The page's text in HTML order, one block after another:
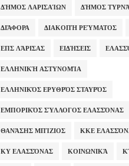
ΔΉΜΟΣ ΛΑΡΙΣΑΊΩΝ ΔΉΜΟΣ
ΔΙΆΦΟΡΑ ΔΙΑΚΟΠΉ ΡΕΎΜΑΤΟΣ
ΕΠΣ ΛΆΡΙΣΑΣ ΕΙΔΉΣΕΙΣ
ΕΛΛΗΝΙΚΉ ΑΣΤΥΝΟΜΊΑ
ΕΛΛΗΝΙΚΌΣ ΕΡΥΘΡΌΣ ΣΤΑΥΡΌΣ
ΕΜΠΟΡΙΚΌΣ ΣΎΛΛΟΓΟΣ ΕΛΑΣΣΌΝΑΣ
ΘΑΝΆΣΗΣ ΜΠΊΖΙΟΣ ΚΚΕ
ΚΥ ΕΛΑΣΣΌΝΑΣ ΚΟΙΝΩΝΙΚΆ